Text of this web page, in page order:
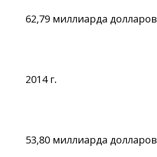
62,79 миллиарда долларов
2014 г.
53,80 миллиарда долларов